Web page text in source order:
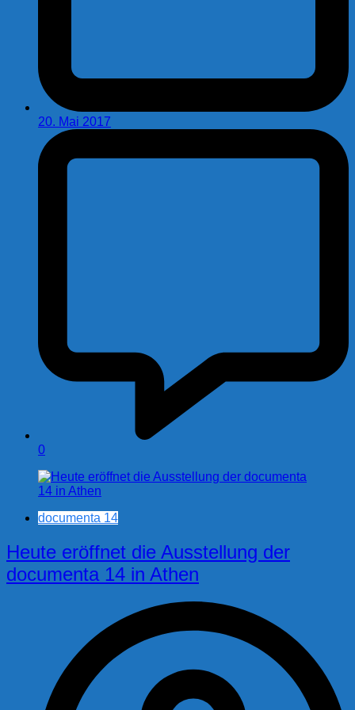
20. Mai 2017
0
documenta 14
Heute eröffnet die Ausstellung der
documenta 14 in Athen